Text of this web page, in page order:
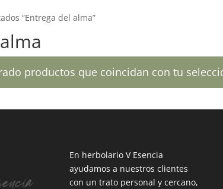
“Entrega del alma”
productos que coincidan con tu
En herbolario V Esencia
ayudamos a nuestros clientes
con un trato personal y cercano,